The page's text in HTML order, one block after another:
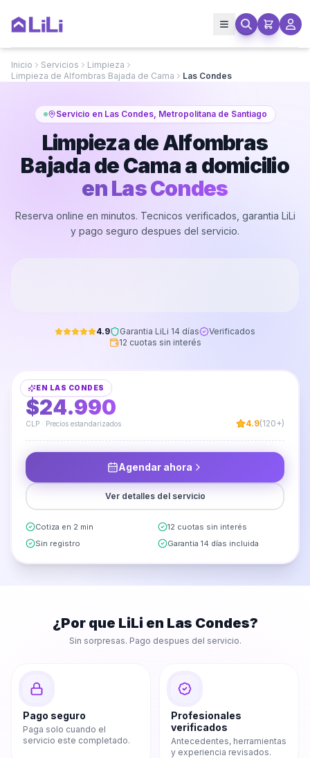
Inicio Servicios
Limpieza
Limpieza de Alfombras Bajada de Cama
Las Condes
Servicio en Las Condes, Metropolitana de Santiago
Limpieza de Alfombras
Bajada de Cama a domicilio
enLas Condes
Reserva online en minutos. Tecnicos verificados, garantia LiLi
y pago seguro despues del servicio.
4.9 Garantia LiLi 14 días
Verificados
12 cuotas sin interés
EN LAS CONDES
DESDE
$24.990
CLP · Precios estandarizados 4.9(120+)
Agendar ahora
Ver detalles del servicio
Cotiza en 2 min
12 cuotas sin interés
Sin registro
Garantia 14 días incluida
¿Por que LiLi en Las Condes?
Sin sorpresas. Pago despues del servicio.
Pago seguro
Paga solo cuando el
servicio este completado.
Profesionales
verificados
Antecedentes, herramientas
y experiencia revisados.